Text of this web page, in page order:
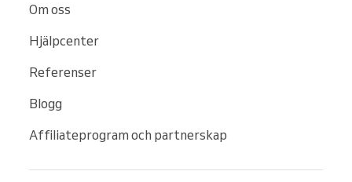
Om oss
Hjälpcenter
Referenser
Blogg
Affiliateprogram och partnerskap